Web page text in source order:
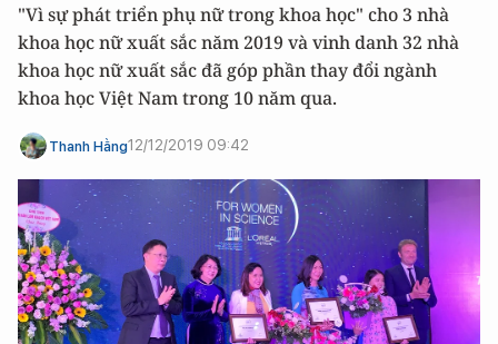
"Vì sự phát triển phụ nữ trong khoa học" cho 3 nhà
khoa học nữ xuất sắc năm 2019 và vinh danh 32 nhà
khoa học nữ xuất sắc đã góp phần thay đổi ngành
khoa học Việt Nam trong 10 năm qua.
Thanh Hằng12/12/2019 09:42